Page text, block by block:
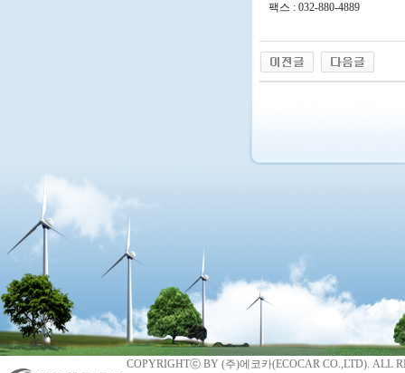
팩스 : 032-880-4889
COPYRIGHTⓒ BY (주)에코카(ECOCAR CO.,LTD). ALL